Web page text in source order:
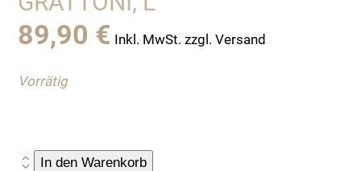
89,90 € Inkl. MwSt. zzgl. Versand
Vorrätig
Schneidebrett
In den Warenkorb